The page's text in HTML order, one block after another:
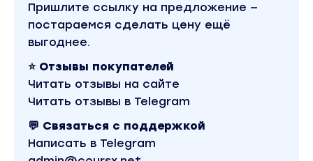
Направленность сайта, выбор стратегии
охвата ниши.
Реверс-инжиниринг, куда смотреть и
дополнять контент.
Темы и плагины. Оптимизация работы сайта,
Пришлите ссылку на предложение —
постараемся сделать цену ещё
выгоднее.
⭐ Отзывы покупателей
Читать отзывы на сайте
Читать отзывы в Telegram
💬 Связаться с поддержкой
Написать в Telegram